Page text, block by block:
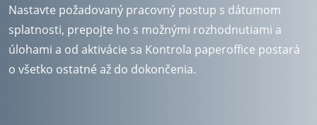
Nastavte požadovaný pracovný postup s dátumom
splatnosti, prepojte ho s možnými rozhodnutiami a
úlohami a od aktivácie sa Kontrola paperoffice postará
o všetko ostatné až do dokončenia.